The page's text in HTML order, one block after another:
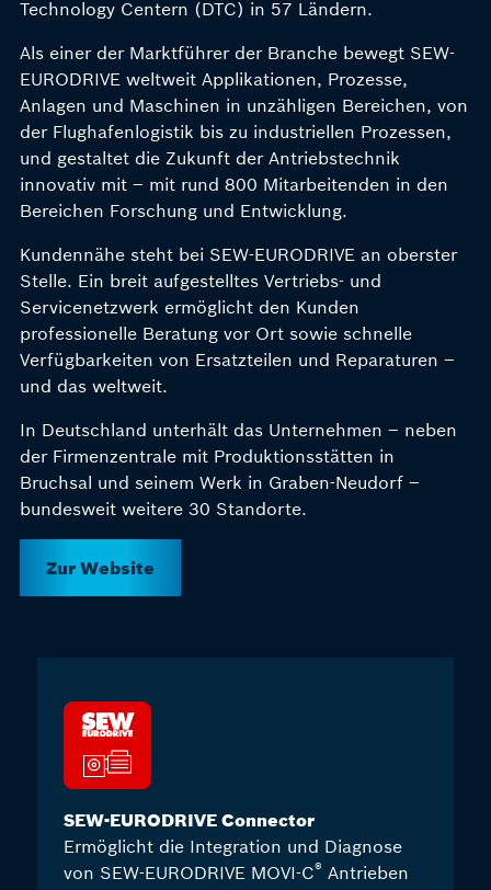
Technology Centern (DTC) in 57 Ländern.
Als einer der Marktführer der Branche bewegt SEW-
EURODRIVE weltweit Applikationen, Prozesse,
Anlagen und Maschinen in unzähligen Bereichen, von
der Flughafenlogistik bis zu industriellen Prozessen,
und gestaltet die Zukunft der Antriebstechnik
innovativ mit – mit rund 800 Mitarbeitenden in den
Bereichen Forschung und Entwicklung.
Kundennähe steht bei SEW-EURODRIVE an oberster
Stelle. Ein breit aufgestelltes Vertriebs- und
Servicenetzwerk ermöglicht den Kunden
professionelle Beratung vor Ort sowie schnelle
Verfügbarkeiten von Ersatzteilen und Reparaturen –
und das weltweit.
In Deutschland unterhält das Unternehmen – neben
der Firmenzentrale mit Produktionsstätten in
Bruchsal und seinem Werk in Graben-Neudorf –
bundesweit weitere 30 Standorte.
Zur Website
SEW-EURODRIVE Connector
Ermöglicht die Integration und Diagnose
von SEW-EURODRIVE MOVI-C® Antrieben